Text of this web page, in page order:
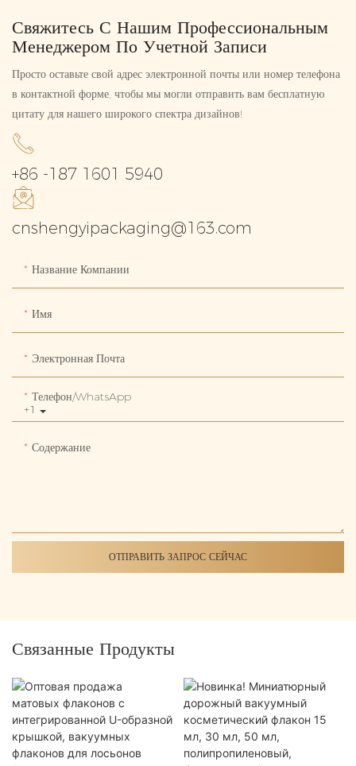
Свяжитесь С Нашим Профессиональным
Менеджером По Учетной Записи
Просто оставьте свой адрес электронной почты или номер телефона
в контактной форме, чтобы мы могли отправить вам бесплатную
цитату для нашего широкого спектра дизайнов!
+86 -187 1601 5940
cnshengyipackaging@163.com
Название Компании
Имя
Электронная Почта
+1
Телефон/WhatsApp
Содержание
ОТПРАВИТЬ ЗАПРОС СЕЙЧАС
Связанные Продукты